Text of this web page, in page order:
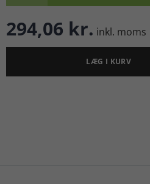
294,06 kr. inkl. moms
LÆG I KURV